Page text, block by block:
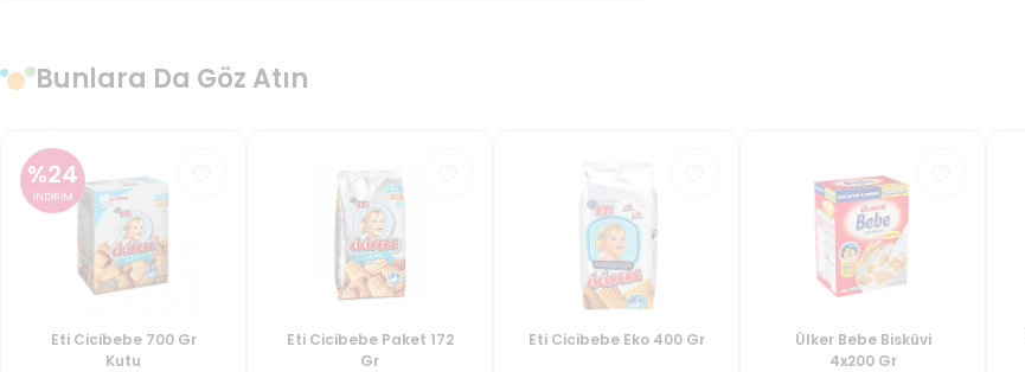
Bunlara Da Göz Atın
%24
İNDİRİM
Eti Cicibebe 700 Gr
Kutu
Eti Cicibebe Paket 172
Gr
Eti Cicibebe Eko 400 Gr
Ülker Bebe Bisküvi
4x200 Gr